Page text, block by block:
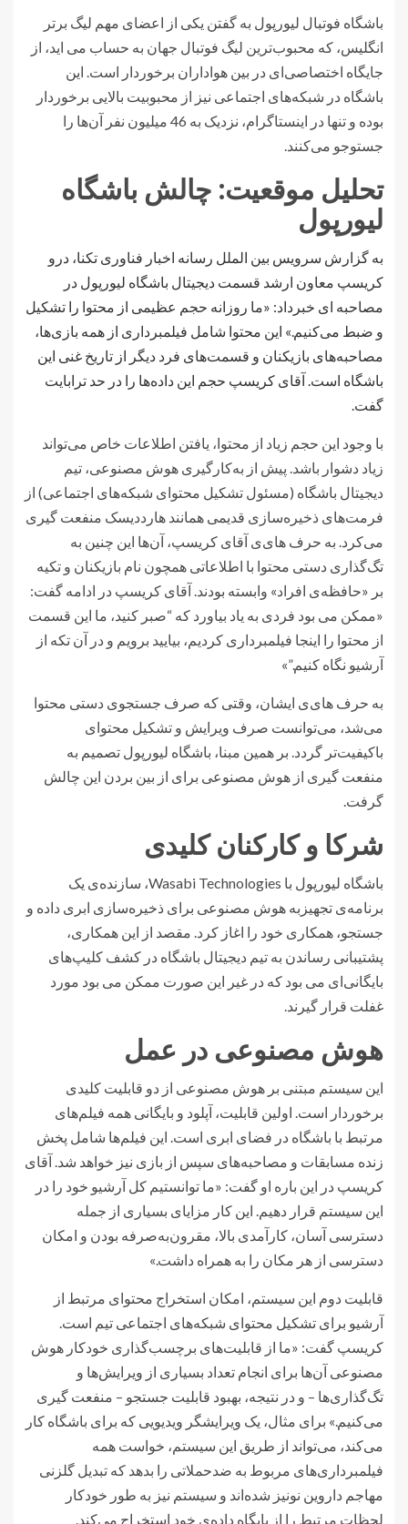
باشگاه فوتبال لیورپول به گفتن یکی از اعضای مهم لیگ برتر
انگلیس، که محبوب‌ترین لیگ فوتبال جهان به حساب می اید، از
جایگاه اختصاصی‌ای در بین هواداران برخوردار است. این
باشگاه در شبکه‌های اجتماعی نیز از محبوبیت بالایی برخوردار
بوده و تنها در اینستاگرام، نزدیک به 46 میلیون نفر آن‌ها را
جستوجو می‌کنند.
تحلیل موقعیت: چالش باشگاه
لیورپول
به گزارش سرویس بین الملل رسانه اخبار فناوری تکنا، درو
کریسپ معاون ارشد قسمت دیجیتال باشگاه لیورپول در
مصاحبه ای خبرداد: «ما روزانه حجم عظیمی از محتوا را تشکیل
و ضبط می‌کنیم.» این محتوا شامل فیلمبرداری از همه بازی‌ها،
مصاحبه‌های بازیکنان و قسمت‌های فرد دیگر از تاریخ غنی این
باشگاه است. آقای کریسپ حجم این داده‌ها را در حد ترابایت
گفت.
با وجود این حجم زیاد از محتوا، یافتن اطلاعات خاص می‌تواند
زیاد دشوار باشد. پیش از به‌کارگیری هوش مصنوعی، تیم
دیجیتال باشگاه (مسئول تشکیل محتوای شبکه‌های اجتماعی) از
فرمت‌های ذخیره‌سازی قدیمی همانند هارددیسک منفعت گیری
می‌کرد. به حرف های‌ی آقای کریسپ، آن‌ها این چنین به
تگ‌گذاری دستی محتوا با اطلاعاتی همچون نام بازیکنان و تکیه
بر «حافظه‌ی افراد» وابسته بودند. آقای کریسپ در ادامه گفت:
«ممکن می بود فردی به یاد بیاورد که “صبر کنید، ما این قسمت
از محتوا را اینجا فیلمبرداری کردیم، بیایید برویم و در آن تکه از
آرشیو نگاه کنیم.”»
به حرف های‌ی ایشان، وقتی که صرف جستجوی دستی محتوا
می‌شد، می‌توانست صرف ویرایش و تشکیل محتوای
باکیفیت‌تر گردد. بر همین مبنا، باشگاه لیورپول تصمیم به
منفعت گیری از هوش مصنوعی برای از بین بردن این چالش
گرفت.
شرکا و کارکنان کلیدی
باشگاه لیورپول با Wasabi Technologies، سازنده‌ی یک
برنامه‌ی تجهیزبه هوش مصنوعی برای ذخیره‌سازی ابری داده و
جستجو، همکاری خود را اغاز کرد. مقصد از این همکاری،
پشتیبانی رساندن به تیم دیجیتال باشگاه در کشف کلیپ‌های
بایگانی‌ای می بود که در غیر این صورت ممکن می بود مورد
غفلت قرار گیرند.
هوش مصنوعی در عمل
این سیستم مبتنی بر هوش مصنوعی از دو قابلیت کلیدی
برخوردار است. اولین قابلیت، آپلود و بایگانی همه فیلم‌های
مرتبط با باشگاه در فضای ابری است. این فیلم‌ها شامل پخش
زنده مسابقات و مصاحبه‌های سپس از بازی نیز خواهد شد. آقای
کریسپ در این باره او گفت: «ما توانستیم کل آرشیو خود را در
این سیستم قرار دهیم. این کار مزایای بسیاری از جمله
دسترسی آسان، کارآمدی بالا، مقرون‌به‌صرفه بودن و امکان
دسترسی از هر مکان را به همراه داشت.»
قابلیت دوم این سیستم، امکان استخراج محتوای مرتبط از
آرشیو برای تشکیل محتوای شبکه‌های اجتماعی تیم است.
کریسپ گفت: «ما از قابلیت‌های برچسب‌گذاری خودکار هوش
مصنوعی آن‌ها برای انجام تعداد بسیاری از ویرایش‌ها و
تگ‌گذاری‌ها – و در نتیجه، بهبود قابلیت جستجو – منفعت گیری
می‌کنیم.» برای مثال، یک ویرایشگر ویدیویی که برای باشگاه کار
می‌کند، می‌تواند از طریق این سیستم، خواست همه
فیلمبرداری‌های مربوط به ضدحملاتی را بدهد که تبدیل گلزنی
مهاجم داروین نونیز شده‌اند و سیستم نیز به طور خودکار
لحظات مرتبط را از پایگاه داده‌ی خود استخراج می‌کند.